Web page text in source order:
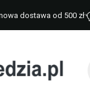
dostawa od 500 zł